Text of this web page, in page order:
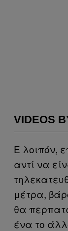
VIDEOS
Ε λοιπόν,
αντί να
μέτρα,
θα
ένα το